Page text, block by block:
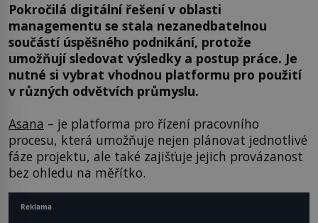
Pokročilá digitální řešení v oblasti
managementu se stala nezanedbatelnou
součástí úspěšného podnikání, protože
umožňují sledovat výsledky a postup práce. Je
nutné si vybrat vhodnou platformu pro použití
v různých odvětvích průmyslu.
Asana – je platforma pro řízení pracovního
procesu, která umožňuje nejen plánovat jednotlivé
fáze projektu, ale také zajišťuje jejich provázanost
bez ohledu na měřítko.
Reklama